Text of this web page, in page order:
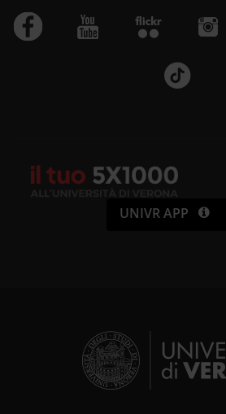
UNIVR APP